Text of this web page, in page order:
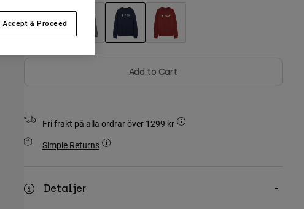
Add to Cart
Fri frakt på alla ordrar över 1299 kr
Simple Returns
Detaljer
Accept & Proceed